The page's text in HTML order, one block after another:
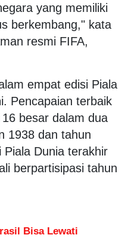
yang memiliki
berkembang," kata
resmi FIFA,
empat edisi Piala
Pencapaian terbaik
besar dalam dua
1938 dan tahun
Piala Dunia terakhir
berpartisipasi tahun
Bisa Lewati